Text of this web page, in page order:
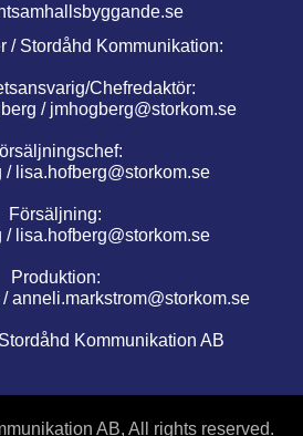
/ Stordåhd Kommunikation:
Chefredaktör:
/ jmhogberg@storkom.se
/ lisa.hofberg@storkom.se
Försäljning:
/ lisa.hofberg@storkom.se
Produktion:
/anneli.markstrom@storkom.se
Kommunikation AB
AB, All rights reserved.